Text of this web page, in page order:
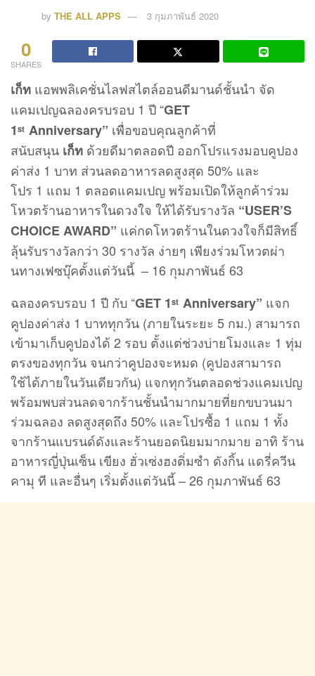
by THE ALL APPS 3 กุมภาพันธ์ 2020
0
SHARES
เก็ท แอพพลิเคชั่นไลฟสไตล์ออนดีมานด์ชั้นนำ จัด
แคมเปญฉลองครบรอบ 1 ปี “GET
1st Anniversary” เพื่อขอบคุณลูกค้าที่
สนับสนุน เก็ท ด้วยดีมาตลอดปี ออกโปรแรงมอบคูปอง
ค่าส่ง 1 บาท ส่วนลดอาหารลดสูงสุด 50% และ
โปร 1 แถม 1 ตลอดแคมเปญ พร้อมเปิดให้ลูกค้าร่วม
โหวตร้านอาหารในดวงใจ ให้ได้รับรางวัล “USER’S
CHOICE AWARD” แค่กดโหวตร้านในดวงใจก็มีสิทธิ์
ลุ้นรับรางวัลกว่า 30 รางวัล ง่ายๆ เพียงร่วมโหวตผ่า
นทางเฟซบุ๊คตั้งแต่วันนี้ – 16 กุมภาพันธ์ 63
ฉลองครบรอบ 1 ปี กับ “GET 1st Anniversary” แจก
คูปองค่าส่ง 1 บาททุกวัน (ภายในระยะ 5 กม.) สามารถ
เข้ามาเก็บคูปองได้ 2 รอบ ตั้งแต่ช่วงบ่ายโมงและ 1 ทุ่ม
ตรงของทุกวัน จนกว่าคูปองจะหมด (คูปองสามารถ
ใช้ได้ภายในวันเดียวกัน) แจกทุกวันตลอดช่วงแคมเปญ
พร้อมพบส่วนลดจากร้านชั้นนำมากมายที่ยกขบวนมา
ร่วมฉลอง ลดสูงสุดถึง 50% และโปรซื้อ 1 แถม 1 ทั้ง
จากร้านแบรนด์ดังและร้านยอดนิยมมากมาย อาทิ ร้าน
อาหารญี่ปุ่นเซ็น เขียง ฮั่วเซ่งฮงติ่มซำ ดังกิ้น แดรี่ควีน
คามุ ที และอื่นๆ เริ่มตั้งแต่วันนี้ – 26 กุมภาพันธ์ 63